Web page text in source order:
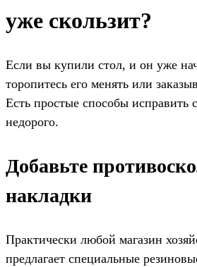
уже скользит?
Если вы купили стол, и он уже
торопитесь его менять или
Есть простые способы исправить
недорого.
Добавьте
накладки
Практически любой магазин
предлагает специальные